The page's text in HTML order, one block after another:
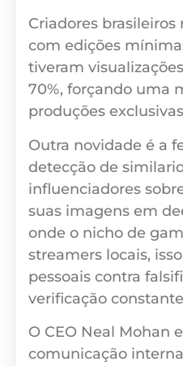
Criadores
com edições
tiveram
70%, forçando uma
produções
Outra novidade é a
detecção de
influenciadores
suas imagens em
onde o nicho de
streamers locais,
pessoais contra
verificação
O CEO Neal Mohan
comunicação